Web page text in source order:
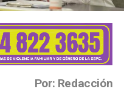
Por: Redacción